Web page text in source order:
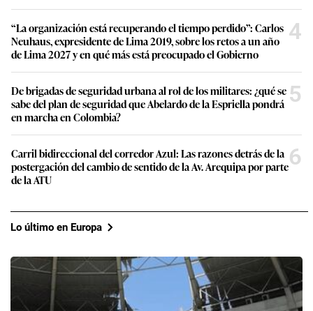
“La organización está recuperando el tiempo perdido”: Carlos
Neuhaus, expresidente de Lima 2019, sobre los retos a un año
de Lima 2027 y en qué más está preocupado el Gobierno
4
De brigadas de seguridad urbana al rol de los militares: ¿qué se
sabe del plan de seguridad que Abelardo de la Espriella pondrá
en marcha en Colombia?
5
Carril bidireccional del corredor Azul: Las razones detrás de la
postergación del cambio de sentido de la Av. Arequipa por parte
de la ATU
6
Lo último en Europa